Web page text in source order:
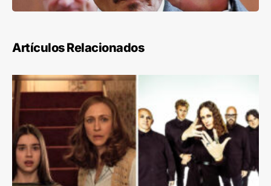
Artículos Relacionados